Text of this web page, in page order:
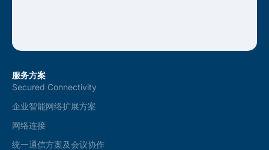
服务方案
Secured Connectivity
企业智能网络扩展方案
网络连接
统一通信方案及会议协作